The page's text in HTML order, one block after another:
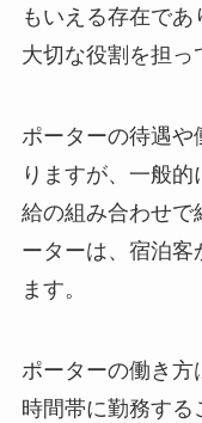
もいえる存在で
大切な役割を担っ
ポーターの待遇や
りますが、一般
給の組み合わせで
ーターは、宿泊客
ます。
ポーターの働き方
時間帯に勤務する